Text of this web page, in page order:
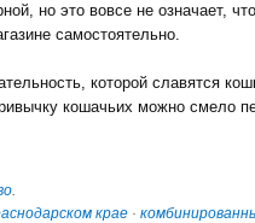
но это вовсе не означает,
самостоятельно.
которой славятся
кошачьих можно смело
.
крае ·